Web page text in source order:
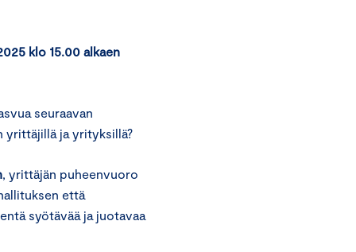
klo 15.00 alkaen
seuraavan
yrittäjillä ja yrityksillä?
, yrittäjän puheenvuoro
että
syötävää ja juotavaa